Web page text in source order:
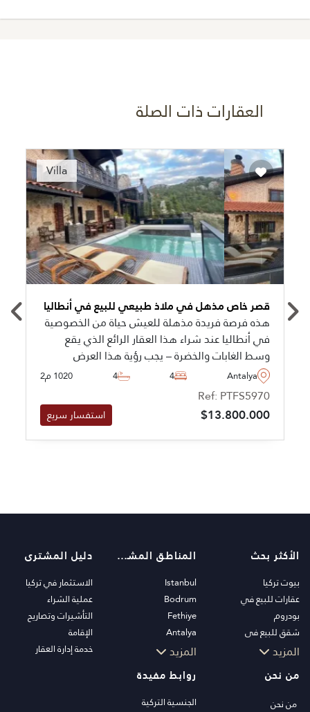
العقارات ذات الصلة
Villa
قصر خاص مذهل في ملاذ طبيعي للبيع في أنطاليا
هذه فرصة فريدة مذهلة للعيش حياة من الخصوصية
في أنطاليا عند شراء هذا العقار الرائع الذي يقع
وسط الغابات والخضرة – يجب رؤية هذا العرض
شخصيًا لتقديره حقًا.
Antalya
4
4 1020 م2
Ref: PTFS5970
$13.800.000 استفسار سريع
الأكثر بحث
بيوت تركيا
عقارات للبيع في
بودروم
شقق للبيع في
اسطنبول
فلل بودروم
شقق للبيع في انطاليا
المزيد
المناطق المشهورة
Istanbul
Bodrum
Fethiye
Antalya
Kalkan
Kas
Bursa
المزيد
دليل المشترى
الاستثمار في تركيا
عملية الشراء
التأشيرات وتصاريح
الإقامة
خدمة إدارة العقار
من نحن
من نحن
روابط مفيدة
الجنسية التركية